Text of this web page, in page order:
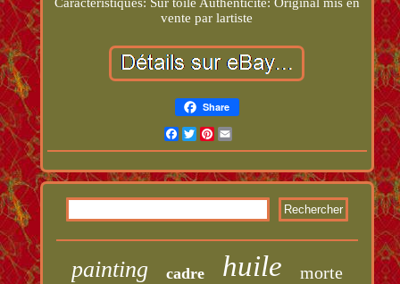
vente par lartiste
Share
Facebook
TwitterPinterest
painting cadre huile morte